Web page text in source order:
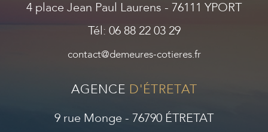
4 place Jean Paul Laurens - 76111 YPORT
Tél: 06 88 22 03 29
contact@demeures-cotieres.fr
AGENCE D'ÉTRETAT
9 rue Monge - 76790 ÉTRETAT